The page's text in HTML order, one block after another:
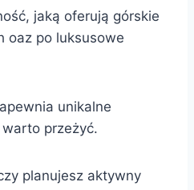
jaką oferują górskie
oaz po luksusowe
unikalne
przeżyć.
planujesz aktywny